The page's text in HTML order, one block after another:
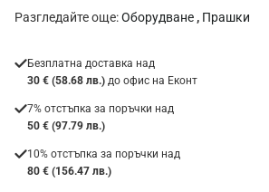
Разгледайте още:Оборудване , Прашки
Безплатна доставка над
30 € (58.68 лв.) до офис на Еконт
7% отстъпка за поръчки над
50 € (97.79 лв.)
10% отстъпка за поръчки над
80 € (156.47 лв.)